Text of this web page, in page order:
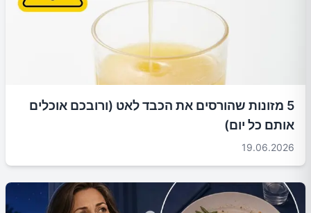
5 מזונות שהורסים את הכבד לאט (ורובכם אוכלים
אותם כל יום)
19.06.2026